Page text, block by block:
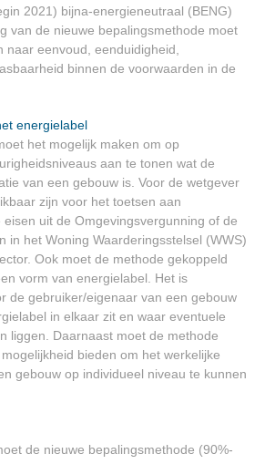
2021) bijna-energieneutraal (BENG)
van de nieuwe bepalingsmethode moet
naar eenvoud, eenduidigheid,
binnen de voorwaarden in de
energielabel
het mogelijk maken om op
aan te tonen wat de
van een gebouw is. Voor de wetgever
zijn voor het toetsen aan
uit de Omgevingsvergunning of de
in het Woning Waarderingsstelsel (WWS)
Ook moet de methode gekoppeld
vorm van energielabel. Het is
de gebruiker/eigenaar van een gebouw
in elkaar zit en waar eventuele
liggen. Daarnaast moet de methode
bieden om het werkelijke
gebouw op individueel niveau te kunnen
de nieuwe bepalingsmethode (90%-